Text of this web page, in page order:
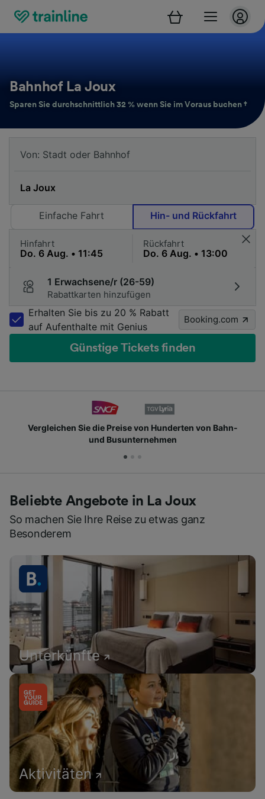
Bahnhof La Joux
Sparen Sie durchschnittlich 32 % wenn Sie im Voraus buchen †
Einfache Fahrt Hin- und Rückfahrt
Hinfahrt Rückfahrt
1 Erwachsene/r (26-59)
Rabattkarten hinzufügen
Erhalten Sie bis zu 20 % Rabatt
auf Aufenthalte mit Genius
Booking.com
Günstige Tickets finden
die Preise von Hunderten von Bahn-
und Busunternehmen
Schließen
Beliebte Angebote in La Joux
So machen Sie Ihre Reise zu etwas ganz
Besonderem
Unterkünfte
Aktivitäten